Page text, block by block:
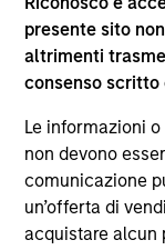
presente sito
altrimenti
consenso scritto
Le informazioni
non devono
comunicazione
un’offerta di
acquistare alcun
PAESI
26